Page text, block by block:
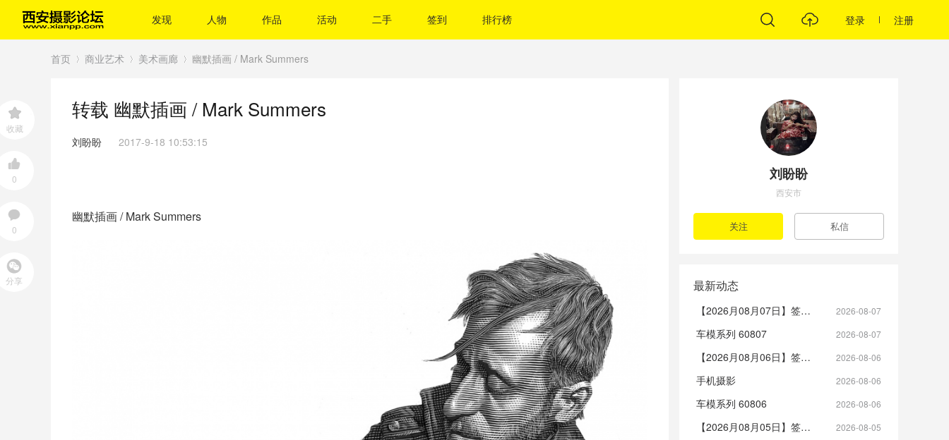
发现 人物 作品 活动 二手 签到 排行榜 登录 注册
首页
›
商业艺术
›
美术画廊
›
幽默插画 / Mark Summers
收藏
0
0
分享
转载 幽默插画 / Mark Summers
刘盼盼 2017-9-18 10:53:15
幽默插画 / Mark Summers
刘盼盼
西安市
最新动态
2026-08-07
【2026月08月07日】签到帖
2026-08-07
车模系列 60807
2026-08-06
【2026月08月06日】签到帖
2026-08-06
手机摄影
2026-08-06
车模系列 60806
2026-08-05
【2026月08月05日】签到帖